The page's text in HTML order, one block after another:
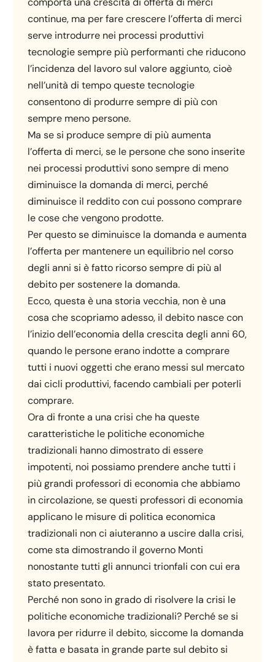
continue, ma per fare crescere l’offerta di merci
serve introdurre nei processi produttivi
tecnologie sempre più performanti che riducono
l’incidenza del lavoro sul valore aggiunto, cioè
nell’unità di tempo queste tecnologie
consentono di produrre sempre di più con
sempre meno persone.
Ma se si produce sempre di più aumenta
l’offerta di merci, se le persone che sono inserite
nei processi produttivi sono sempre di meno
diminuisce la domanda di merci, perché
diminuisce il reddito con cui possono comprare
le cose che vengono prodotte.
Per questo se diminuisce la domanda e aumenta
l’offerta per mantenere un equilibrio nel corso
degli anni si è fatto ricorso sempre di più al
debito per sostenere la domanda.
Ecco, questa è una storia vecchia, non è una
cosa che scopriamo adesso, il debito nasce con
l’inizio dell’economia della crescita degli anni 60,
quando le persone erano indotte a comprare
tutti i nuovi oggetti che erano messi sul mercato
dai cicli produttivi, facendo cambiali per poterli
comprare.
Ora di fronte a una crisi che ha queste
caratteristiche le politiche economiche
tradizionali hanno dimostrato di essere
impotenti, noi possiamo prendere anche tutti i
più grandi professori di economia che abbiamo
in circolazione, se questi professori di economia
applicano le misure di politica economica
tradizionali non ci aiuteranno a uscire dalla crisi,
come sta dimostrando il governo Monti
nonostante tutti gli annunci trionfali con cui era
stato presentato.
Perché non sono in grado di risolvere la crisi le
politiche economiche tradizionali? Perché se si
lavora per ridurre il debito, siccome la domanda
è fatta e basata in grande parte sul debito si